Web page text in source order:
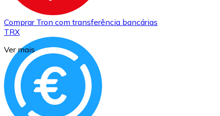
Comprar Tron com transferência bancárias
TRX
Ver mais